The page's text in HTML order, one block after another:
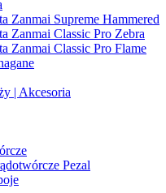
Zanmai Supreme Hammered
Zanmai Classic Pro Zebra
Zanmai Classic Pro Flame
| Akcesoria
Pezal